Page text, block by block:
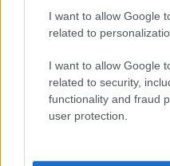
I want to allow Google
related to
I want to allow Google
related to security,
functionality and fraud
user protection.
2017 szeptemberében
linzi főműhelyének nyílt
mellett állt ez a kék
sorozata eredetileg a
eseként kezdte
ahova akkoriban
tehervonatok…